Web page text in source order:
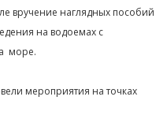
вручение наглядных пособий
на водоемах с
море.
мероприятия на точках